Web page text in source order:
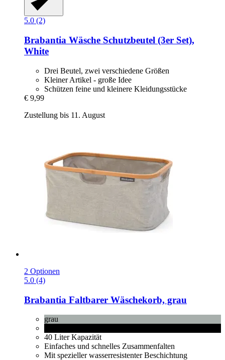
5.0 (2)
Brabantia Wäsche Schutzbeutel (3er Set),
White
Drei Beutel, zwei verschiedene Größen
Kleiner Artikel - große Idee
Schützen feine und kleinere Kleidungsstücke
€ 9,99
Zustellung bis 11. August
2 Optionen
5.0 (4)
Brabantia Faltbarer Wäschekorb, grau
grau
40 Liter Kapazität
Einfaches und schnelles Zusammenfalten
Mit spezieller wasserresistenter Beschichtung